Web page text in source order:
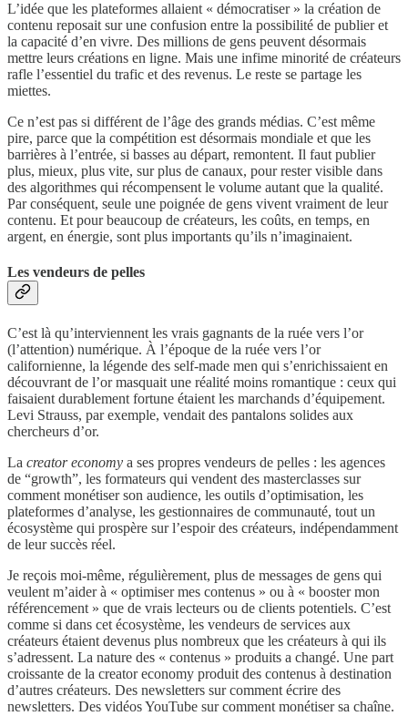
L’idée que les plateformes allaient « démocratiser » la création de
contenu reposait sur une confusion entre la possibilité de publier et
la capacité d’en vivre. Des millions de gens peuvent désormais
mettre leurs créations en ligne. Mais une infime minorité de créateurs
rafle l’essentiel du trafic et des revenus. Le reste se partage les
miettes.
Ce n’est pas si différent de l’âge des grands médias. C’est même
pire, parce que la compétition est désormais mondiale et que les
barrières à l’entrée, si basses au départ, remontent. Il faut publier
plus, mieux, plus vite, sur plus de canaux, pour rester visible dans
des algorithmes qui récompensent le volume autant que la qualité.
Par conséquent, seule une poignée de gens vivent vraiment de leur
contenu. Et pour beaucoup de créateurs, les coûts, en temps, en
argent, en énergie, sont plus importants qu’ils n’imaginaient.
Les vendeurs de pelles
C’est là qu’interviennent les vrais gagnants de la ruée vers l’or
(l’attention) numérique. À l’époque de la ruée vers l’or
californienne, la légende des self-made men qui s’enrichissaient en
découvrant de l’or masquait une réalité moins romantique : ceux qui
faisaient durablement fortune étaient les marchands d’équipement.
Levi Strauss, par exemple, vendait des pantalons solides aux
chercheurs d’or.
La creator economy a ses propres vendeurs de pelles : les agences
de “growth”, les formateurs qui vendent des masterclasses sur
comment monétiser son audience, les outils d’optimisation, les
plateformes d’analyse, les gestionnaires de communauté, tout un
écosystème qui prospère sur l’espoir des créateurs, indépendamment
de leur succès réel.
Je reçois moi-même, régulièrement, plus de messages de gens qui
veulent m’aider à « optimiser mes contenus » ou à « booster mon
référencement » que de vrais lecteurs ou de clients potentiels. C’est
comme si dans cet écosystème, les vendeurs de services aux
créateurs étaient devenus plus nombreux que les créateurs à qui ils
s’adressent. La nature des « contenus » produits a changé. Une part
croissante de la creator economy produit des contenus à destination
d’autres créateurs. Des newsletters sur comment écrire des
newsletters. Des vidéos YouTube sur comment monétiser sa chaîne.